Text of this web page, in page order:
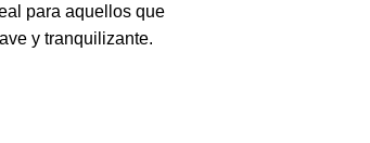
para aquellos que
y tranquilizante.